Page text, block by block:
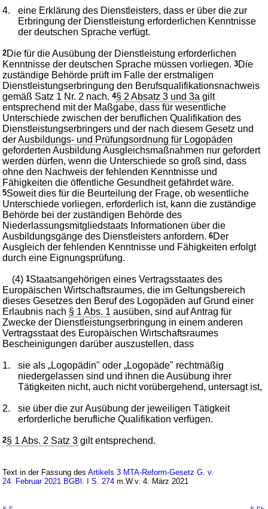
4.
eine Erklärung des Dienstleisters, dass er über die zur
Erbringung der Dienstleistung erforderlichen Kenntnisse
der deutschen Sprache verfügt.
2Die für die Ausübung der Dienstleistung erforderlichen
Kenntnisse der deutschen Sprache müssen vorliegen.3Die
zuständige Behörde prüft im Falle der erstmaligen
Dienstleistungserbringung den Berufsqualifikationsnachweis
gemäß Satz 1 Nr. 2 nach.4§ 2 Absatz 3 und 3a gilt
entsprechend mit der Maßgabe, dass für wesentliche
Unterschiede zwischen der beruflichen Qualifikation des
Dienstleistungserbringers und der nach diesem Gesetz und
derAusbildungs- und Prüfungsordnung für Logopäden
geforderten Ausbildung Ausgleichsmaßnahmen nur gefordert
werden dürfen, wenn die Unterschiede so groß sind, dass
ohne den Nachweis der fehlenden Kenntnisse und
Fähigkeiten die öffentliche Gesundheit gefährdet wäre.
5Soweit dies für die Beurteilung der Frage, ob wesentliche
Unterschiede vorliegen, erforderlich ist, kann die zuständige
Behörde bei der zuständigen Behörde des
Niederlassungsmitgliedstaats Informationen über die
Ausbildungsgänge des Dienstleisters anfordern.6Der
Ausgleich der fehlenden Kenntnisse und Fähigkeiten erfolgt
durch eine Eignungsprüfung.
(4)1Staatsangehörigen eines Vertragsstaates des
Europäischen Wirtschaftsraumes, die im Geltungsbereich
dieses Gesetzes den Beruf des Logopäden auf Grund einer
Erlaubnis nach § 1 Abs. 1 ausüben, sind auf Antrag für
Zwecke der Dienstleistungserbringung in einem anderen
Vertragsstaat des Europäischen Wirtschaftsraumes
Bescheinigungen darüber auszustellen, dass
1.
sie als „Logopädin" oder „Logopäde" rechtmäßig
niedergelassen sind und ihnen die Ausübung ihrer
Tätigkeiten nicht, auch nicht vorübergehend, untersagt ist,
2.
sie über die zur Ausübung der jeweiligen Tätigkeit
erforderliche berufliche Qualifikation verfügen.
2§ 1 Abs. 2 Satz 3 gilt entsprechend.
Text in der Fassung desArtikels 3 MTA-Reform-Gesetz G. v.
24. Februar 2021 BGBl. I S. 274 m.W.v. 4. März 2021